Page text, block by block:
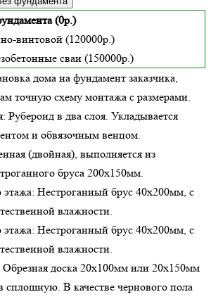
(0р.)
винтовой (120000р.)
сваи (150000р.)
дома на фундамент заказчика,
точную схему монтажа с размерами.
Рубероид в два слоя. Укладывается
и обвязочным венцом.
(двойная), выполняется из
бруса 200х150мм.
этажа: Нестроганный брус 40х200мм, с
влажности.
этажа: Нестроганный брус 40х200мм, с
влажности.
Обрезная доска 20х100мм или 20х150мм
сплошную. В качестве чернового пола